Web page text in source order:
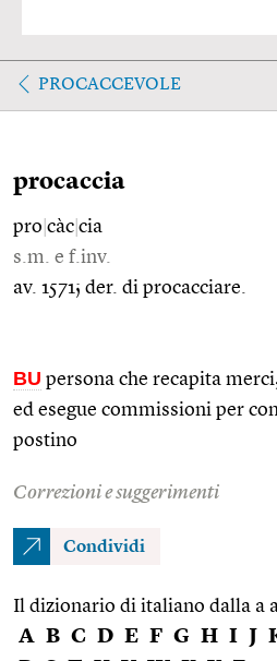
PROCACCEVOLE
procaccia
pro càc cia
s.m. e f.inv.
av. 1571; der. di procacciare.
BU persona che recapita
ed esegue commissioni per
postino
Correzioni e suggerimenti
Condividi
Il dizionario di italiano dalla a
A B C D E F G H I J